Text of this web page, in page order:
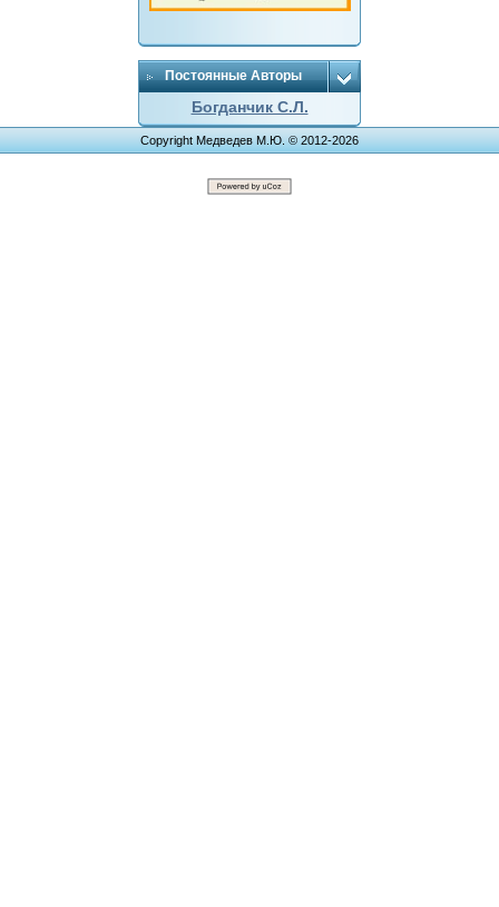
Постоянные Авторы
Богданчик С.Л.
Copyright Медведев М.Ю. © 2012-2026